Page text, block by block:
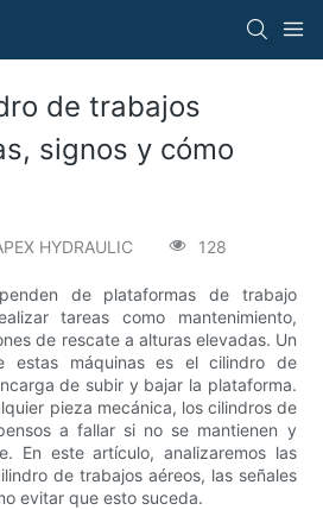
de trabajos
signos y cómo
HYDRAULIC 128
de plataformas de trabajo
tareas como mantenimiento,
de rescate a alturas elevadas. Un
estas máquinas es el cilindro de
de subir y bajar la plataforma.
pieza mecánica, los cilindros de
a fallar si no se mantienen y
En este artículo, analizaremos las
de trabajos aéreos, las señales
evitar que esto suceda.